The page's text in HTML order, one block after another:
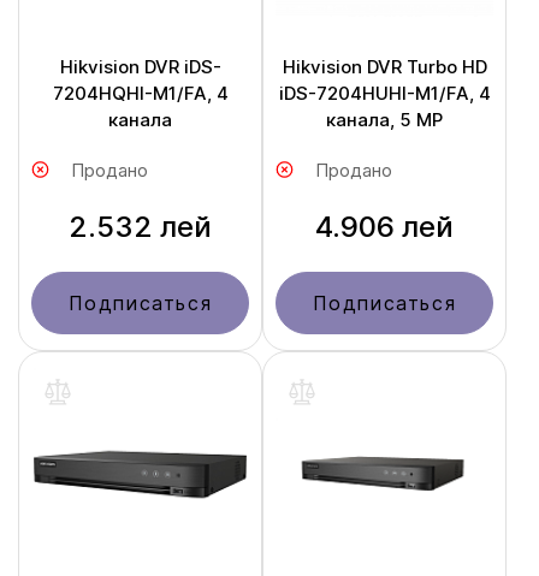
Hikvision DVR iDS-
7204HQHI-M1/FA, 4
канала
Продано
2.532 лей
Подписаться
Hikvision DVR Turbo HD
iDS-7204HUHI-M1/FA, 4
канала, 5 MP
Продано
4.906 лей
Подписаться